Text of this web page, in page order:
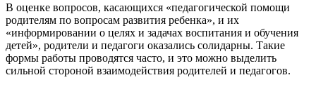
В оценке вопросов, касающихся «педагогической помощи
родителям по вопросам развития ребенка», и их
«информировании о целях и задачах воспитания и обучения
детей», родители и педагоги оказались солидарны. Такие
формы работы проводятся часто, и это можно выделить
сильной стороной взаимодействия родителей и педагогов.